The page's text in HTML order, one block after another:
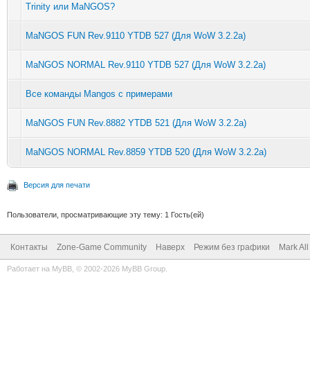
Trinity или MaNGOS?
MaNGOS FUN Rev.9110 YTDB 527 (Для WoW 3.2.2a)
MaNGOS NORMAL Rev.9110 YTDB 527 (Для WoW 3.2.2a)
Все команды Mangos с примерами
MaNGOS FUN Rev.8882 YTDB 521 (Для WoW 3.2.2a)
MaNGOS NORMAL Rev.8859 YTDB 520 (Для WoW 3.2.2a)
Версия для печати
Пользователи, просматривающие эту тему: 1 Гость(ей)
Контакты Zone-Game Community Наверх Режим без графики Mark
Работает на MyBB , © 2002-2026 MyBB Group